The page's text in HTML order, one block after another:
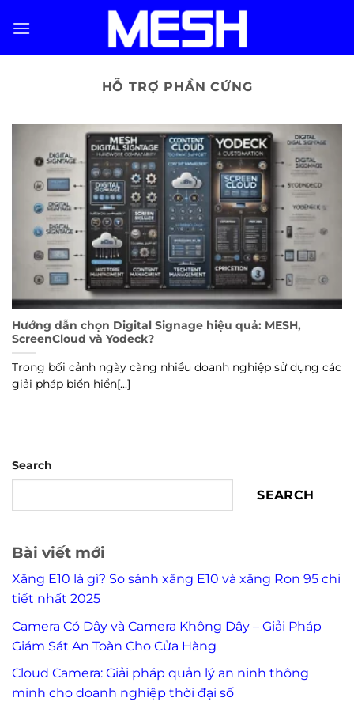
HỖ TRỢ PHẦN CỨNG
Hướng dẫn chọn Digital Signage hiệu quả: MESH,
ScreenCloud và Yodeck?
Trong bối cảnh ngày càng nhiều doanh nghiệp sử dụng các
giải pháp biển hiển[...]
Search
SEARCH
Bài viết mới
Xăng E10 là gì? So sánh xăng E10 và xăng Ron 95 chi
tiết nhất 2025
Camera Có Dây và Camera Không Dây – Giải Pháp
Giám Sát An Toàn Cho Cửa Hàng
Cloud Camera: Giải pháp quản lý an ninh thông
minh cho doanh nghiệp thời đại số